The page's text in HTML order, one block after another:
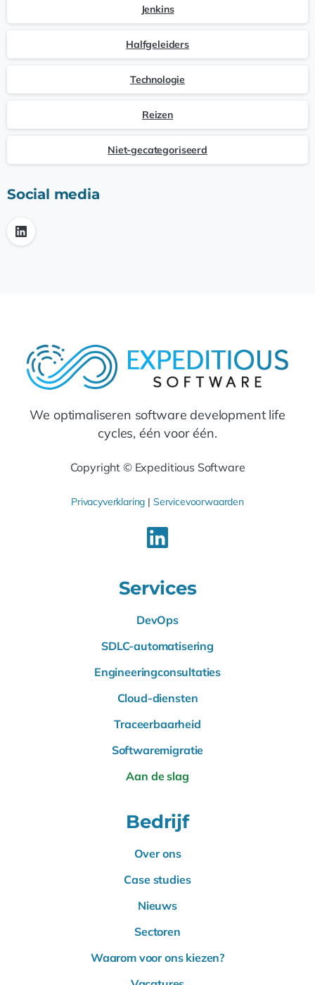
Jenkins
Halfgeleiders
Technologie
Reizen
Niet-gecategoriseerd
Social media
We optimaliseren software development life
cycles, één voor één.
Copyright © Expeditious Software
Privacyverklaring | Servicevoorwaarden
Services
DevOps
SDLC-automatisering
Engineeringconsultaties
Cloud-diensten
Traceerbaarheid
Softwaremigratie
Aan de slag
Bedrijf
Over ons
Case studies
Nieuws
Sectoren
Waarom voor ons kiezen?